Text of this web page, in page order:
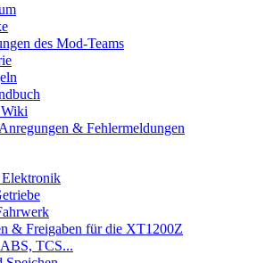
des Mod-Teams
& Fehlermeldungen
& Freigaben für die XT1200Z
TCS...